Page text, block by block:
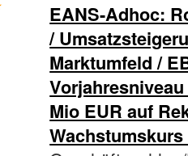
EANS-Adhoc:
/
Marktumfeld /
Mio EUR auf